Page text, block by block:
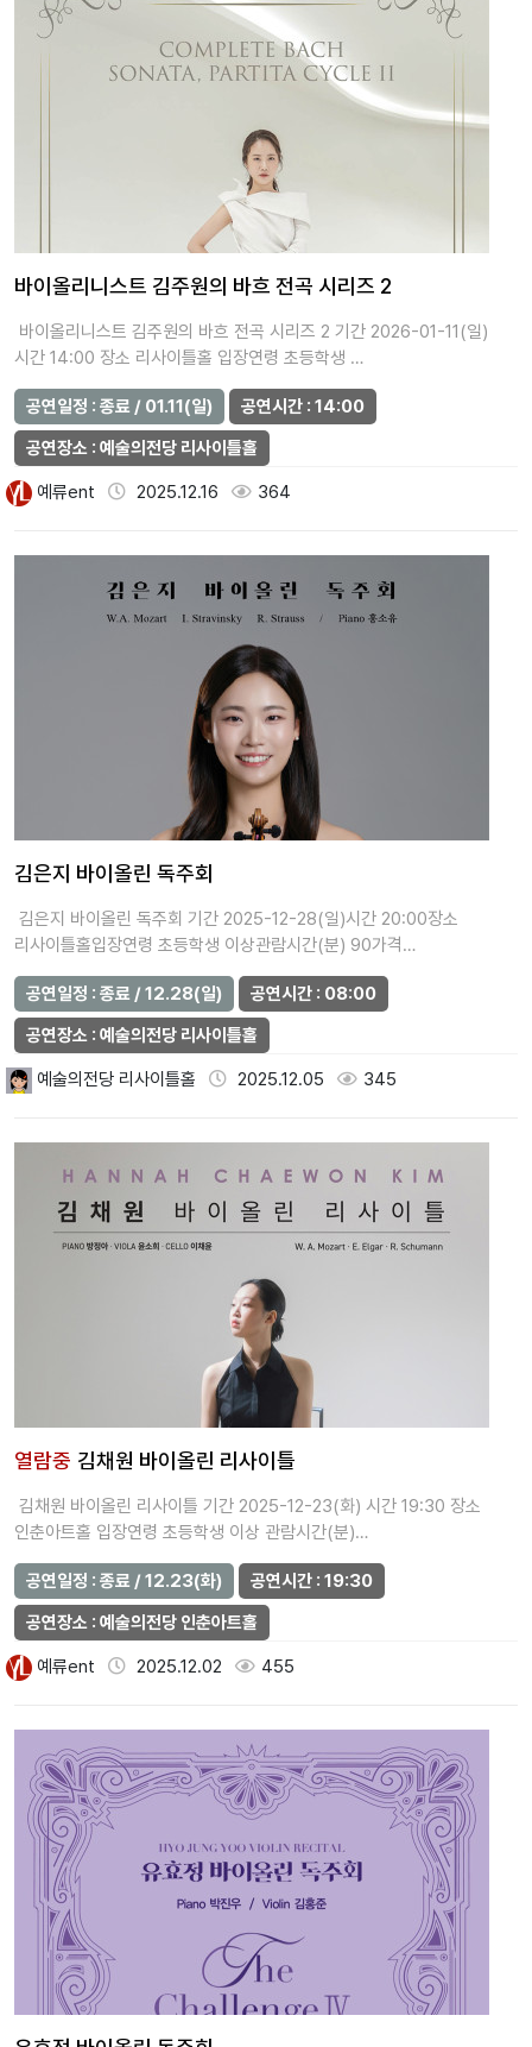
바이올리니스트 김주원의 바흐 전곡 시리즈 2
바이올리니스트 김주원의 바흐 전곡 시리즈 2 기간 2026-01-11(일)
시간 14:00 장소 리사이틀홀 입장연령 초등학생 …
공연일정 : 종료 / 01.11(일)
공연시간 : 14:00
공연장소 : 예술의전당 리사이틀홀
예류ent 2025.12.16 364
김은지 바이올린 독주회
김은지 바이올린 독주회 기간 2025-12-28(일)시간 20:00장소
리사이틀홀입장연령 초등학생 이상관람시간(분) 90가격…
공연일정 : 종료 / 12.28(일)
공연시간 : 08:00
공연장소 : 예술의전당 리사이틀홀
예술의전당 리사이틀홀 2025.12.05 345
열람중 김채원 바이올린 리사이틀
김채원 바이올린 리사이틀 기간 2025-12-23(화) 시간 19:30 장소
인춘아트홀 입장연령 초등학생 이상 관람시간(분)…
공연일정 : 종료 / 12.23(화)
공연시간 : 19:30
공연장소 : 예술의전당 인춘아트홀
예류ent 2025.12.02 455